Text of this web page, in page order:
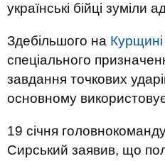
українські бійці зуміли
Здебільшого на Курщині
спеціального
завдання точкових
основному використовує
19 січня
Сирський заявив, що